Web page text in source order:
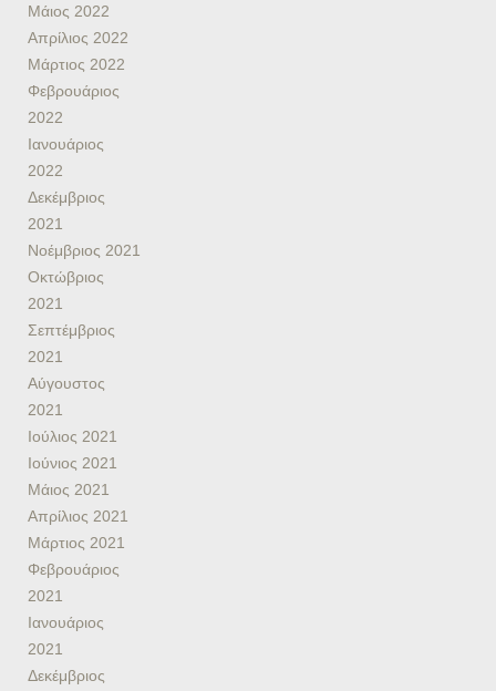
Μάιος 2022
Απρίλιος 2022
Μάρτιος 2022
Φεβρουάριος
2022
Ιανουάριος
2022
Δεκέμβριος
2021
Νοέμβριος 2021
Οκτώβριος
2021
Σεπτέμβριος
2021
Αύγουστος
2021
Ιούλιος 2021
Ιούνιος 2021
Μάιος 2021
Απρίλιος 2021
Μάρτιος 2021
Φεβρουάριος
2021
Ιανουάριος
2021
Δεκέμβριος